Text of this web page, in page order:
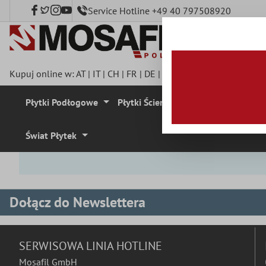
zawartości Service Hotline +49 40 797508920
Kupuj online w:AT| IT| CH | FR | DE |
Płytki Podłogowe Płytki Ścienne
Świat Płytek
Dołącz do Newslettera
SERWISOWA LINIA HOTLINE
Mosafil GmbH